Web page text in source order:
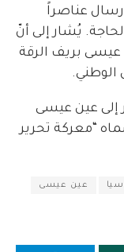
عناصراً
يُشار إلى أنّ
بريف الرقة
الوطني.
إلى عين عيسى
“معركة تحرير
عين عيسى